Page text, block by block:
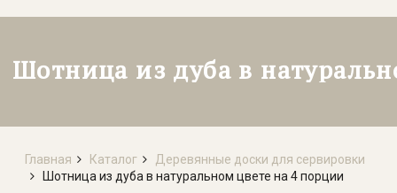
Шотница из дуба в
Главная Каталог
Деревянные доски для сервировки
Шотница из дуба в натуральном цвете на 4 порции